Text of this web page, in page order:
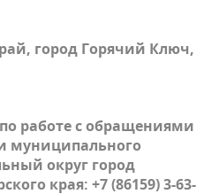
город Горячий Ключ,
работе с обращениями
муниципального
округ город
края: +7 (86159) 3-63-